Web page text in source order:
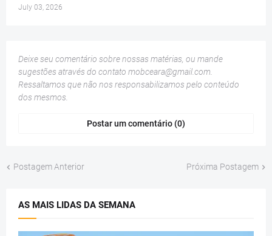
July 03, 2026
Deixe seu comentário sobre nossas matérias, ou mande
sugestões através do contato mobceara@gmail.com.
Ressaltamos que não nos responsabilizamos pelo conteúdo
dos mesmos.
Postar um comentário (0)
Postagem Anterior Próxima Postagem
AS MAIS LIDAS DA SEMANA